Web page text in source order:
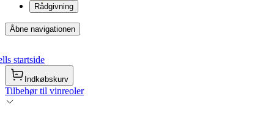
Rådgivning
Åbne navigationen
startside
Indkøbskurv
Tilbehør til vinreoler